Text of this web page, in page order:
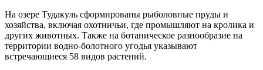
На озере Тудакуль сформированы рыболовные пруды и
хозяйства, включая охотничьи, где промышляют на кролика и
других животных. Также на ботаническое разнообразие на
территории водно-болотного угодья указывают
встречающиеся 58 видов растений.